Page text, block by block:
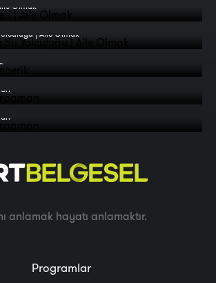
Olmak
| Aile Olmak
anlamak hayatı anlamaktır.
Programlar